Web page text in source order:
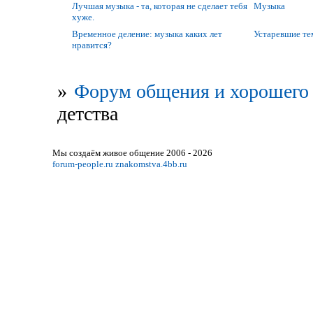
Лучшая музыка - та, которая не сделает тебя
хуже.
Музыка
Временное деление: музыка каких лет
нравится?
Устаревшие
» Форум общения и хорошего
детства
Мы создаём живое общение 2006 - 2026
forum-people.ru znakomstva.4bb.ru